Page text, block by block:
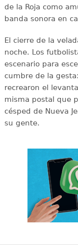
de la Roja como
banda sonora en
El cierre de la
noche. Los
escenario para
cumbre de la
recrearon el
misma postal que
césped de Nueva
su gente.